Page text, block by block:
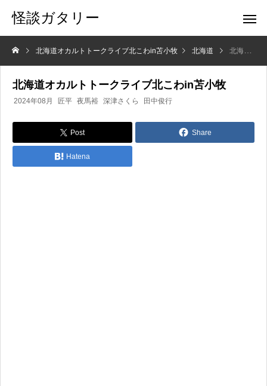
怪談ガタリー
北海道オカルトトークライブ北こわin苫小牧 北海道 北海道オカルトトークライブ北こわin苫小牧
北海道オカルトトークライブ北こわin苫小牧
2024年08月 匠平 夜馬裕 深津さくら 田中俊行
Post Share
Hatena